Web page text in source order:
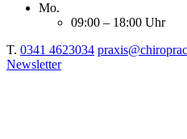
Mo.
09:00 – 18:00 Uhr
T. 0341 4623034
Newsletter